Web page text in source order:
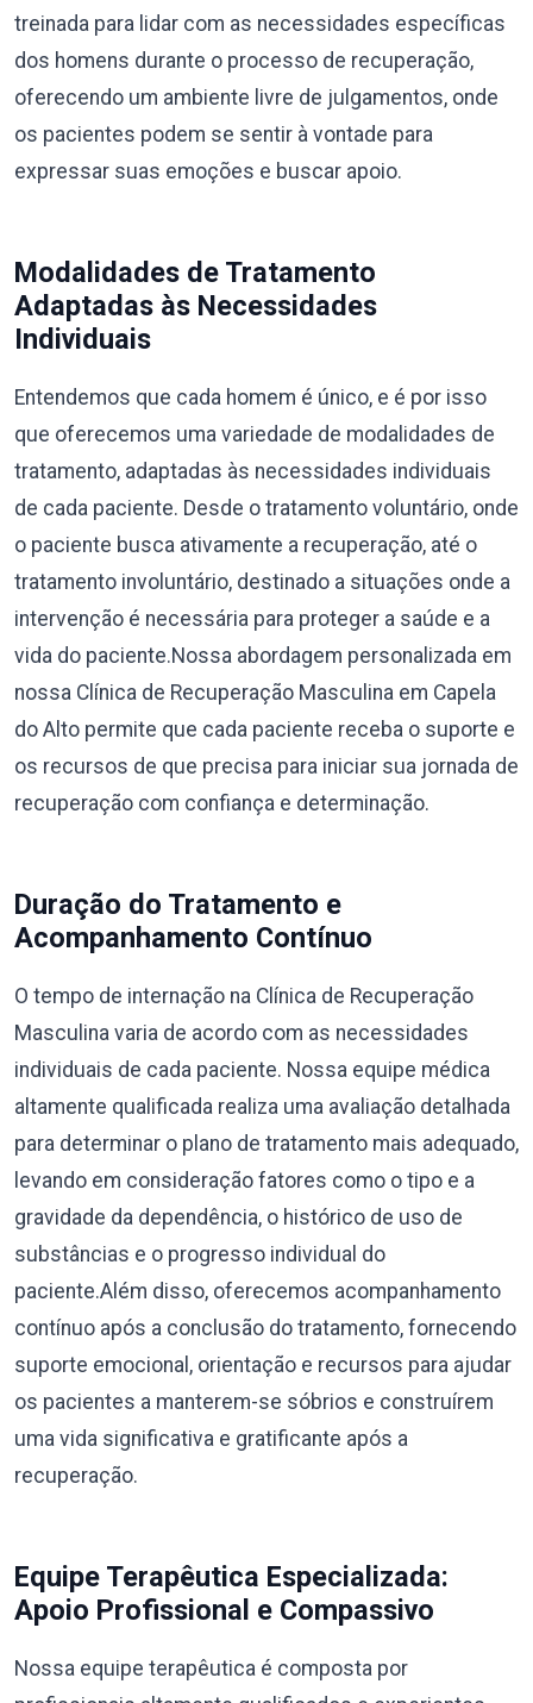
treinada para lidar com as necessidades específicas
dos homens durante o processo de recuperação,
oferecendo um ambiente livre de julgamentos, onde
os pacientes podem se sentir à vontade para
expressar suas emoções e buscar apoio.
Modalidades de Tratamento
Adaptadas às Necessidades
Individuais
Entendemos que cada homem é único, e é por isso
que oferecemos uma variedade de modalidades de
tratamento, adaptadas às necessidades individuais
de cada paciente. Desde o tratamento voluntário, onde
o paciente busca ativamente a recuperação, até o
tratamento involuntário, destinado a situações onde a
intervenção é necessária para proteger a saúde e a
vida do paciente.Nossa abordagem personalizada em
nossa Clínica de Recuperação Masculina em Capela
do Alto permite que cada paciente receba o suporte e
os recursos de que precisa para iniciar sua jornada de
recuperação com confiança e determinação.
Duração do Tratamento e
Acompanhamento Contínuo
O tempo de internação na Clínica de Recuperação
Masculina varia de acordo com as necessidades
individuais de cada paciente. Nossa equipe médica
altamente qualificada realiza uma avaliação detalhada
para determinar o plano de tratamento mais adequado,
levando em consideração fatores como o tipo e a
gravidade da dependência, o histórico de uso de
substâncias e o progresso individual do
paciente.Além disso, oferecemos acompanhamento
contínuo após a conclusão do tratamento, fornecendo
suporte emocional, orientação e recursos para ajudar
os pacientes a manterem-se sóbrios e construírem
uma vida significativa e gratificante após a
recuperação.
Equipe Terapêutica Especializada:
Apoio Profissional e Compassivo
Nossa equipe terapêutica é composta por